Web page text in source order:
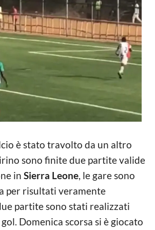
è stato travolto da un altro
sono finite due partite valide
in Sierra Leone, le gare sono
per risultati veramente
partite sono stati realizzati
Domenica scorsa si è giocato